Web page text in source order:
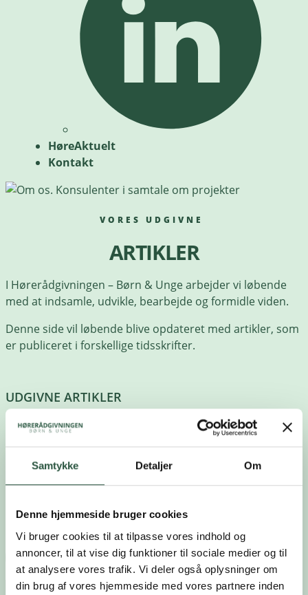
Samtykke Detaljer Om
Denne hjemmeside bruger cookies
Vi bruger cookies til at tilpasse vores indhold og
annoncer, til at vise dig funktioner til sociale medier og til
at analysere vores trafik. Vi deler også oplysninger om
din brug af vores hjemmeside med vores partnere inden
HøreAktuelt
Kontakt
VORES UDGIVNE
ARTIKLER
I Hørerådgivningen – Børn & Unge arbejder vi løbende
med at indsamle, udvikle, bearbejde og formidle viden.
Denne side vil løbende blive opdateret med artikler, som
er publiceret i forskellige tidsskrifter.
UDGIVNE ARTIKLER
Inge og morfar i zoologisk have
Kvalitetsudvikling og dokumentation
LENA
Skal vi samarbejde?
GÅ IKKE GLIP AF SPÆNDENDE NYHEDER